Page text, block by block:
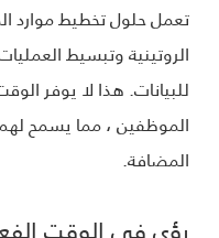
تعمل حلول تخطيط موارد
الروتينية وتبسيط
للبيانات. هذا لا يوفر
الموظفين ، مما يسمح لهم
المضافة.